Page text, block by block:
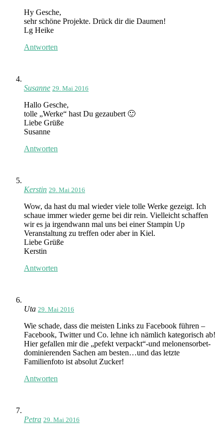
Hy Gesche,
sehr schöne Projekte. Drück dir die Daumen!
Lg Heike
Antworten
Susanne 29. Mai 2016
Hallo Gesche,
tolle „Werke“ hast Du gezaubert 🙂
Liebe Grüße
Susanne
Antworten
Kerstin 29. Mai 2016
Wow, da hast du mal wieder viele tolle Werke gezeigt. Ich
schaue immer wieder gerne bei dir rein. Vielleicht schaffen
wir es ja irgendwann mal uns bei einer Stampin Up
Veranstaltung zu treffen oder aber in Kiel.
Liebe Grüße
Kerstin
Antworten
Uta 29. Mai 2016
Wie schade, dass die meisten Links zu Facebook führen –
Facebook, Twitter und Co. lehne ich nämlich kategorisch ab!
Hier gefallen mir die „pefekt verpackt“-und melonensorbet-
dominierenden Sachen am besten…und das letzte
Familienfoto ist absolut Zucker!
Antworten
Petra 29. Mai 2016